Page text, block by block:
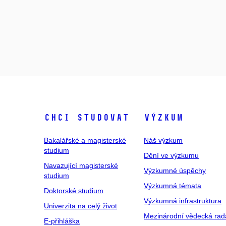
Chci studovat
Bakalářské a magisterské
studium
Navazující magisterské
studium
Doktorské studium
Univerzita na celý život
E-přihláška
Výzkum
Náš výzkum
Dění ve výzkumu
Výzkumné úspěchy
Výzkumná témata
Výzkumná infrastruktura
Mezinárodní vědecká